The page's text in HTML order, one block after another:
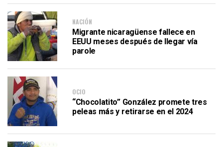
NACIÓN
Migrante nicaragüense fallece en
EEUU meses después de llegar vía
parole
OCIO
“Chocolatito” González promete tres
peleas más y retirarse en el 2024